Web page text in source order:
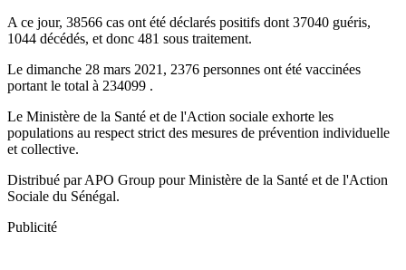
A ce jour, 38566 cas ont été déclarés positifs dont 37040 guéris,
1044 décédés, et donc 481 sous traitement.
Le dimanche 28 mars 2021, 2376 personnes ont été vaccinées
portant le total à 234099 .
Le Ministère de la Santé et de l'Action sociale exhorte les
populations au respect strict des mesures de prévention individuelle
et collective.
Distribué par APO Group pour Ministère de la Santé et de l'Action
Sociale du Sénégal.
Publicité